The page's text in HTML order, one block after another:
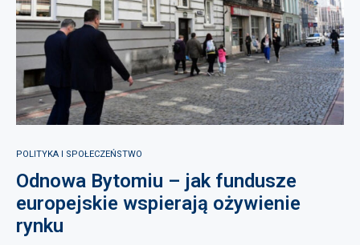
POLITYKA I SPOŁECZEŃSTWO
Odnowa Bytomiu – jak fundusze
europejskie wspierają ożywienie
rynku